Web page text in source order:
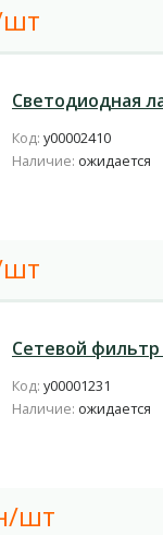
шт
Светодиодная
Код: у00002410
Наличие: ожидается
шт
Сетевой
Код: у00001231
Наличие: ожидается
шт